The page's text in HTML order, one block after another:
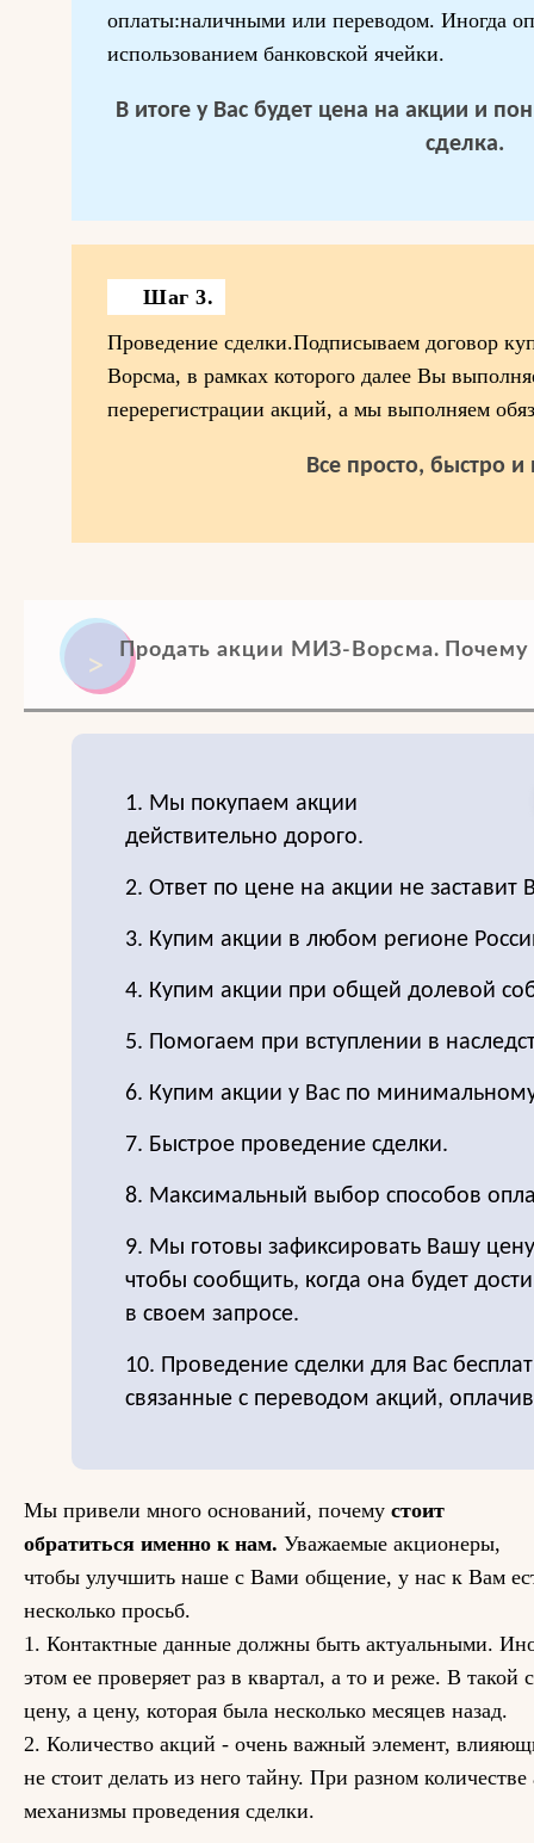
оплаты:наличными или переводом. Иногда
использованием банковской ячейки.
В итоге у Вас будет цена на акции и
сделка.
Шаг 3.
Проведение сделки.Подписываем договор
Ворсма, в рамках которого далее Вы
перерегистрации акций, а мы выполняем
Все просто, быстро и
Продать акции МИЗ-Ворсма.
1. Мы покупаем акции
действительно дорого.
2. Ответ по цене на акции не заставит
3. Купим акции в любом регионе
4. Купим акции при общей долевой
5. Помогаем при вступлении в
6. Купим акции у Вас по
7. Быстрое проведение сделки.
8. Максимальный выбор способов
9. Мы готовы зафиксировать Вашу
чтобы сообщить, когда она будет
в своем запросе.
10. Проведение сделки для Вас
связанные с переводом акций,
Мы привели много оснований, почему стоит
обратиться именно к нам. Уважаемые акционеры,
чтобы улучшить наше с Вами общение, у нас к Вам
несколько просьб.
1. Контактные данные должны быть актуальными.
этом ее проверяет раз в квартал, а то и реже. В
цену, а цену, которая была несколько месяцев назад.
2. Количество акций - очень важный элемент,
не стоит делать из него тайну. При разном
механизмы проведения сделки.